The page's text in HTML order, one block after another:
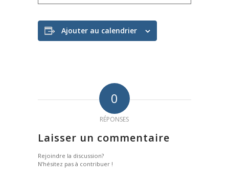
Ajouter au calendrier
0
RÉPONSES
Laisser un commentaire
Rejoindre la discussion?
N’hésitez pas à contribuer !